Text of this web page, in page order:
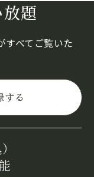
題
すべてご覧いた
する